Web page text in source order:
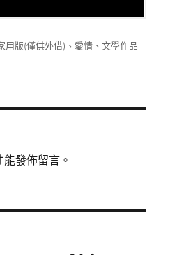
用版(僅供外借) 、 愛情 、文學作品
能發佈留言。